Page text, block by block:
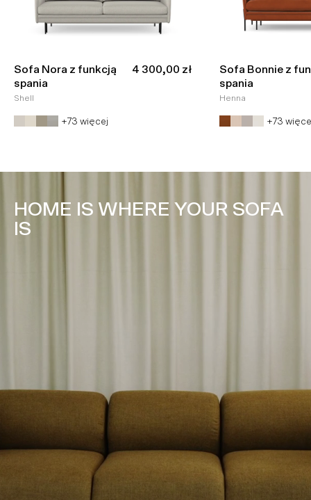
Sofa Nora z funkcją
spania
Cena promocyjna
4 300,00 zł
Shell
+73 więcej
Sofa Bonnie z
spania
Henna
+73
HOME IS WHERE YOUR SOFA
IS